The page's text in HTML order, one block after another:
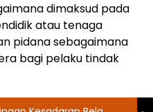
dimaksud pada
atau tenaga
pidana sebagaimana
bagi pelaku tindak